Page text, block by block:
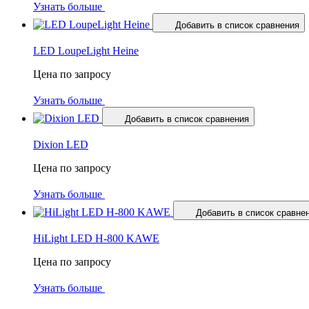
Узнать больше
Добавить в список сравнения
LED LoupeLight Heine
Цена по запросу
Узнать больше
Добавить в список сравнения
Dixion LED
Цена по запросу
Узнать больше
Добавить в список
HiLight LED H-800 KAWE
Цена по запросу
Узнать больше